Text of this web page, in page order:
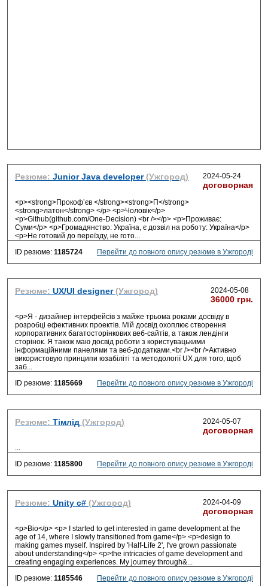
Резюме: Junior Java developer (Ужгород) 2024-05-24
договорная
<p><strong>Прокоф’єв </strong><strong>П</strong>
<strong>латон</strong> </p> <p>Чоловік</p>
<p>Github(github.com/One-Decision) <br /></p> <p>Проживає:
Суми</p> <p>Громадянство: Україна, є дозвіл на роботу: Україна</p>
<p>Не готовий до переїзду, не гото...
ID резюме: 1185724 Перейти до повного опису резюме в Ужгороді
Резюме: UX/UI designer (Ужгород) 2024-05-08
36000 грн.
<p>Я - дизайнер інтерфейсів з майже трьома роками досвіду в
розробці ефективних проектів. Мій досвід охоплює створення
корпоративних багатосторінкових веб-сайтів, а також лендінги
сторінок. Я також маю досвід роботи з користувацькими
інформаційними панелями та веб-додатками.<br /><br />Активно
використовую принципи юзабіліті та методології UX для того, щоб
заб...
ID резюме: 1185669 Перейти до повного опису резюме в Ужгороді
Резюме: Тімлід (Ужгород) 2024-05-07
договорная
...
ID резюме: 1185800 Перейти до повного опису резюме в Ужгороді
Резюме: Unity c# (Ужгород) 2024-04-09
договорная
<p>Bio</p> <p> I started to get interested in game development at the
age of 14, where I slowly transitioned from game</p> <p>design to
making games myself. Inspired by 'Half-Life 2', I've grown passionate
about understanding</p> <p>the intricacies of game development and
creating engaging experiences. My journey through&...
ID резюме: 1185546 Перейти до повного опису резюме в Ужгороді